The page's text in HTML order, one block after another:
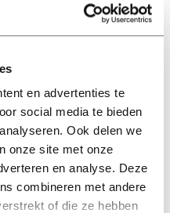
en advertenties te
social media te bieden
Ook delen we
onze site met onze
en analyse. Deze
combineren met andere
of die ze hebben
de collegezaal is lachen,
je werk is iets om je
2023
op stap